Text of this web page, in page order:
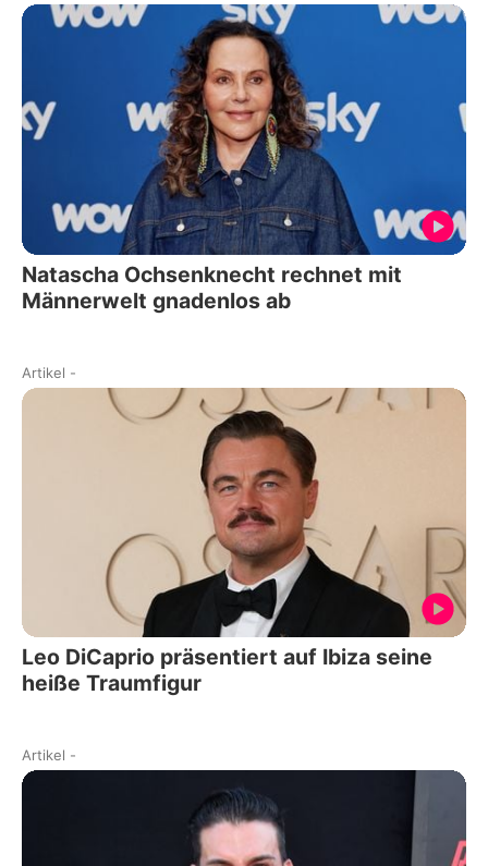
Natascha Ochsenknecht rechnet mit
Männerwelt gnadenlos ab
Artikel -
Leo DiCaprio präsentiert auf Ibiza seine
heiße Traumfigur
Artikel -